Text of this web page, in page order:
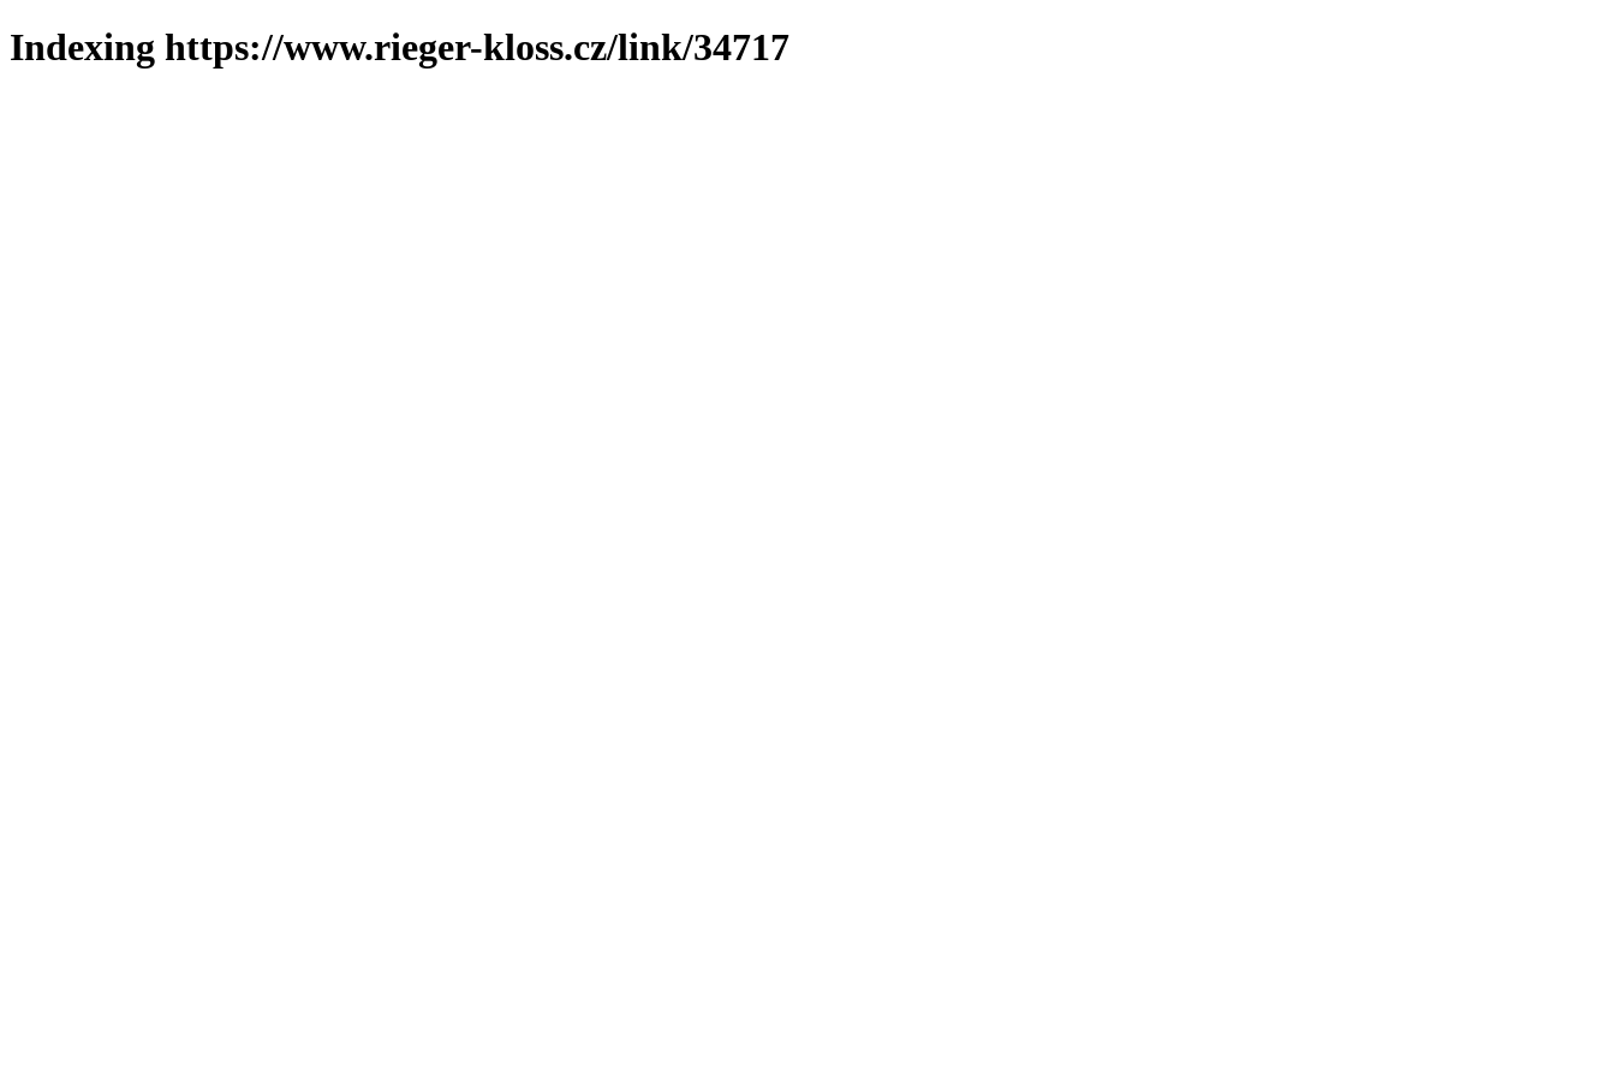
Indexing https://www.rieger-kloss.cz/link/34717